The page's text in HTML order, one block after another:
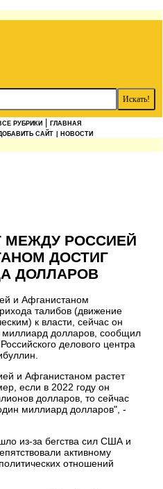
РУБРИКИ
ГЛАВНАЯ
САЙТ | НОВОСТИ
МЕЖДУ РОССИЕЙ
ДОСТИГ
ДОЛЛАРОВ
и Афганистаном
талибов (движение
к власти, сейчас он
миллиард долларов, сообщил
делового центра
и Афганистаном растет
если в 2022 году он
долларов, то сейчас
миллиард долларов", -
из-за бегства сил США и
активному
отношений